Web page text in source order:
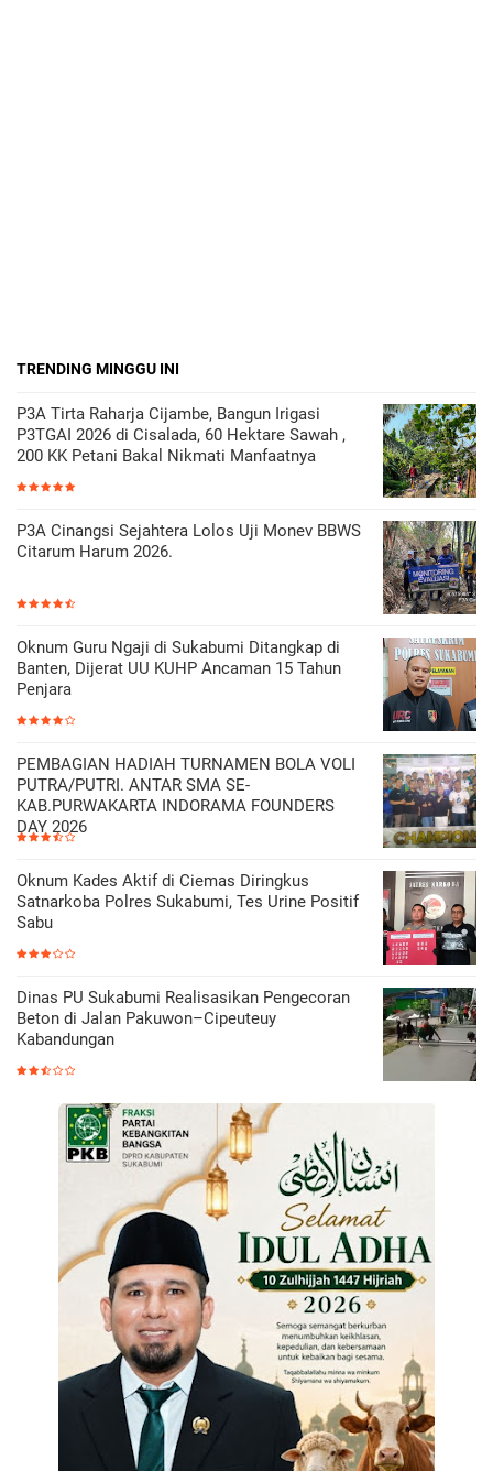
TRENDING MINGGU INI
P3A Tirta Raharja Cijambe, Bangun Irigasi
P3TGAI 2026 di Cisalada, 60 Hektare Sawah ,
200 KK Petani Bakal Nikmati Manfaatnya
P3A Cinangsi Sejahtera Lolos Uji Monev BBWS
Citarum Harum 2026.
Oknum Guru Ngaji di Sukabumi Ditangkap di
Banten, Dijerat UU KUHP Ancaman 15 Tahun
Penjara
PEMBAGIAN HADIAH TURNAMEN BOLA VOLI
PUTRA/PUTRI. ANTAR SMA SE-
KAB.PURWAKARTA INDORAMA FOUNDERS
DAY 2026
Oknum Kades Aktif di Ciemas Diringkus
Satnarkoba Polres Sukabumi, Tes Urine Positif
Sabu
Dinas PU Sukabumi Realisasikan Pengecoran
Beton di Jalan Pakuwon–Cipeuteuy
Kabandungan